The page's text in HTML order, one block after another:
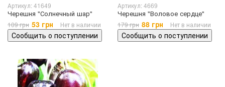
Артикул: 41649
Черешня "Солнечный шар"
109 грн 53 грн Нет в наличии
Сообщить о поступлении
Артикул: 4669
Черешня "Воловое сердце"
179 грн 88 грн Нет в наличии
Сообщить о поступлении